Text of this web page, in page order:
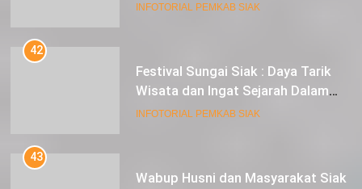
INFOTORIAL PEMKAB SIAK
42
Festival Sungai Siak : Daya Tarik
Wisata dan Ingat Sejarah Dalam
Lestarikan Peradaban
INFOTORIAL PEMKAB SIAK
43
Wabup Husni dan Masyarakat Siak